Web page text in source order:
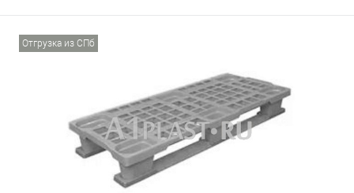
Отгрузка из СПб